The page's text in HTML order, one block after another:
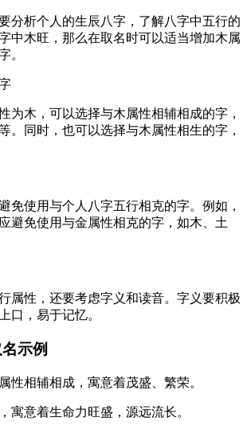
分析个人的生辰八字，了解八字中五行的
中木旺，那么在取名时可以适当增加木属
。
为木，可以选择与木属性相辅相成的字，
。同时，也可以选择与木属性相生的字，
免使用与个人八字五行相克的字。例如，
避免使用与金属性相克的字，如木、土
属性，还要考虑字义和读音。字义要积极
口，易于记忆。
示例
性相辅相成，寓意着茂盛、繁荣。
寓意着生命力旺盛，源远流长。